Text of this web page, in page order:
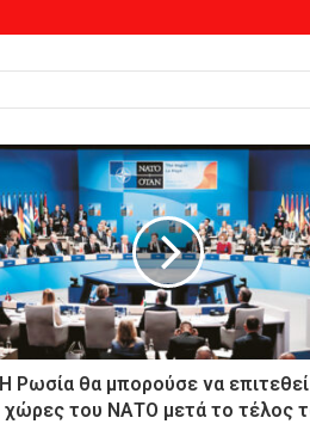
Η Ρωσία θα μπορούσε να
χώρες του ΝΑΤΟ μετά το τέλος